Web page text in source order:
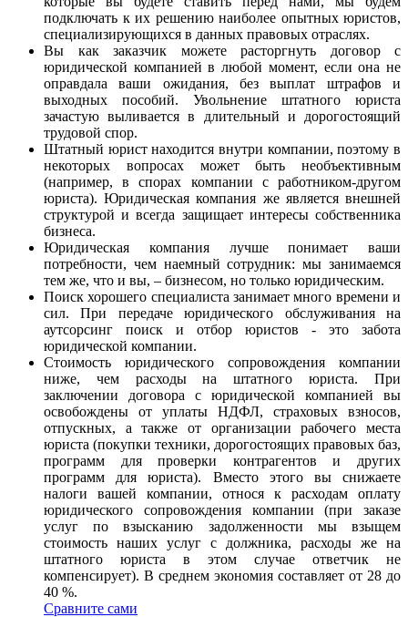
подключать к их решению наиболее опытных юристов,
специализирующихся в данных правовых отраслях.
Вы как заказчик можете расторгнуть договор с
юридической компанией в любой момент, если она не
оправдала ваши ожидания, без выплат штрафов и
выходных пособий. Увольнение штатного юриста
зачастую выливается в длительный и дорогостоящий
трудовой спор.
Штатный юрист находится внутри компании, поэтому в
некоторых вопросах может быть необъективным
(например, в спорах компании с работником-другом
юриста). Юридическая компания же является внешней
структурой и всегда защищает интересы собственника
бизнеса.
Юридическая компания лучше понимает ваши
потребности, чем наемный сотрудник: мы занимаемся
тем же, что и вы, – бизнесом, но только юридическим.
Поиск хорошего специалиста занимает много времени и
сил. При передаче юридического обслуживания на
аутсорсинг поиск и отбор юристов - это забота
юридической компании.
Стоимость юридического сопровождения компании
ниже, чем расходы на штатного юриста. При
заключении договора с юридической компанией вы
освобождены от уплаты НДФЛ, страховых взносов,
отпускных, а также от организации рабочего места
юриста (покупки техники, дорогостоящих правовых баз,
программ для проверки контрагентов и других
программ для юриста). Вместо этого вы снижаете
налоги вашей компании, относя к расходам оплату
юридического сопровождения компании (при заказе
услуг по взысканию задолженности мы взыщем
стоимость наших услуг с должника, расходы же на
штатного юриста в этом случае ответчик не
компенсирует). В среднем экономия составляет от 28 до
40 %.
Сравните сами